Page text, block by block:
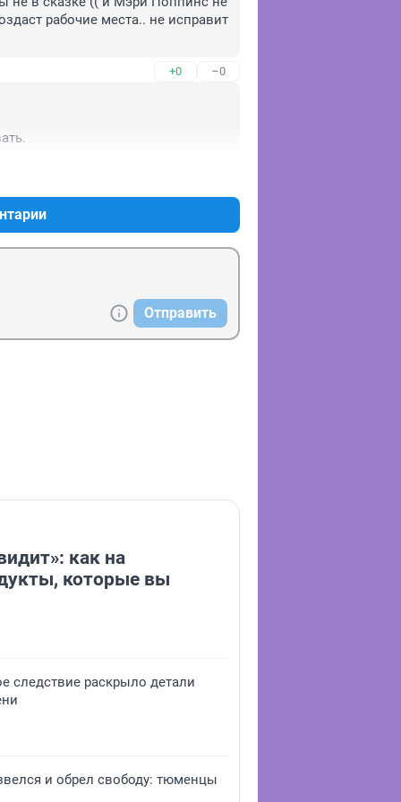
рабочие места.. не исправит
+0 –0
Отправить
как на
которые вы
следствие раскрыло детали
и обрел свободу: тюменцы